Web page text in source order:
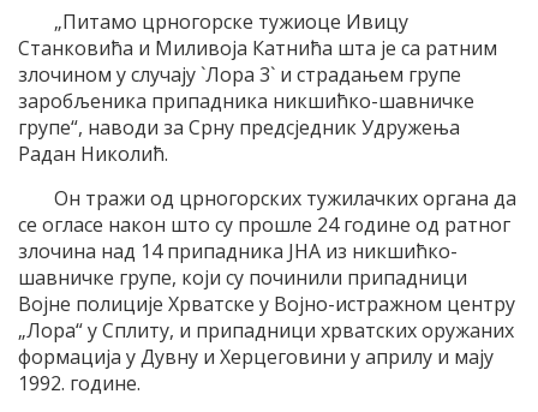
„Питамо црногорске тужиоце Ивицу
Станковића и Миливоја Катнића шта је са ратним
злочином у случају `Лора 3` и страдањем групе
заробљеника припадника никшићко-шавничке
групе“, наводи за Срну предсједник Удружења
Радан Николић.
Он тражи од црногорских тужилачких органа да
се огласе након што су прошле 24 године од ратног
злочина над 14 припадника ЈНА из никшићко-
шавничке групе, који су починили припадници
Војне полиције Хрватске у Војно-истражном центру
„Лора“ у Сплиту, и припадници хрватских оружаних
формација у Дувну и Херцеговини у априлу и мају
1992. године.